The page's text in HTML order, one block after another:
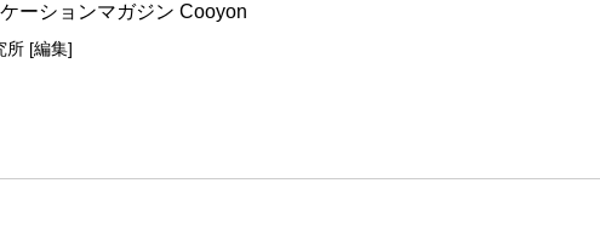
ーションマガジン Cooyon
所 [編集]